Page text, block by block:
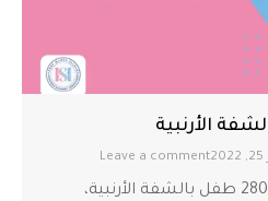
الأرنبية
Leave a comment
يُولَد طفل واحد من كل 2800 طفل بالشفة الأرنبية،